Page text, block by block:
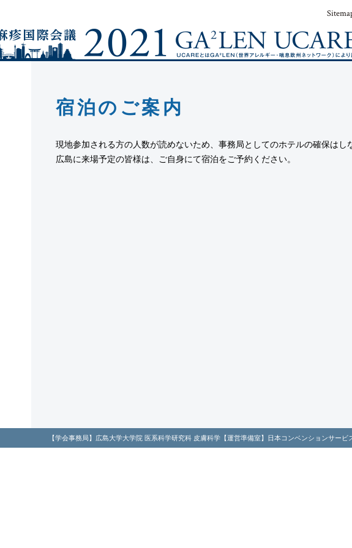
宿泊のご案内
現地参加される方の人数が読めないため、事務局としてのホテルの確保はし
広島に来場予定の皆様は、ご自身にて宿泊をご予約ください。
【学会事務局】広島大学大学院 医系科学研究科 皮膚科学【運営準備室】日本コンベンションサービ